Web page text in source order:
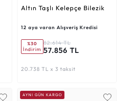
Altın Taşlı Kelepçe Bilezik
12 aya varan Alışveriş Kredisi
%30
İndirim
82.614 TL
57.856 TL
20.738 TL x 3 taksit
AYNI GÜN KARGO